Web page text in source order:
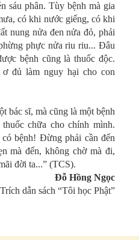
sáu phân. Tùy bệnh mà gia
có khi nước giếng, có khi
nung nửa đen nửa đỏ, phải
phực nửa riu riu... Đâu
bệnh cũng là thuốc độc.
đủ làm nguy hại cho con
bác sĩ, mà cũng là một bệnh
chữa cho chính mình.
bệnh! Đừng phải cần đến
mà đến, không chờ mà đi,
đời ta...” (TCS).
Đỗ Hồng Ngọc
dẫn sách “Tôi học Phật”